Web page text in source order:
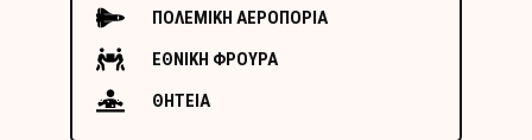
ΠΟΛΕΜΙΚΗ ΑΕΡΟΠΟΡΙΑ
ΕΘΝΙΚΗ ΦΡΟΥΡΑ
ΘΗΤΕΙΑ